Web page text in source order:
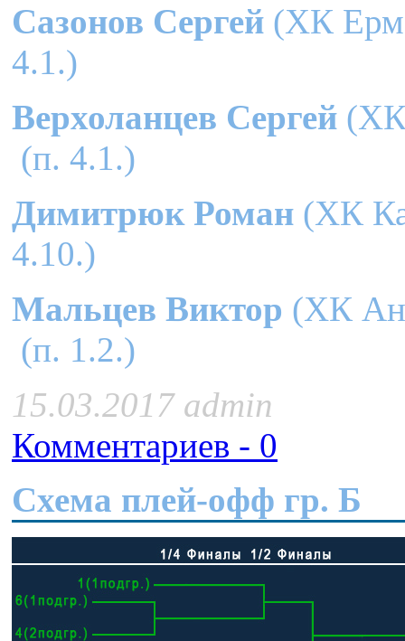
Сазонов Сергей (ХК
4.1.)
Верхоланцев Сергей (ХК
(п. 4.1.)
Димитрюк Роман (ХК
4.10.)
Мальцев Виктор (ХК
(п. 1.2.)
15.03.2017 admin
Комментариев - 0
Схема плей-офф гр. Б